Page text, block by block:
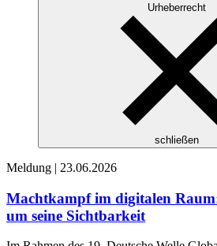
Urheberrecht
schließen
Meldung | 23.06.2026
Machtkampf im digitalen
um seine Sichtbarkeit